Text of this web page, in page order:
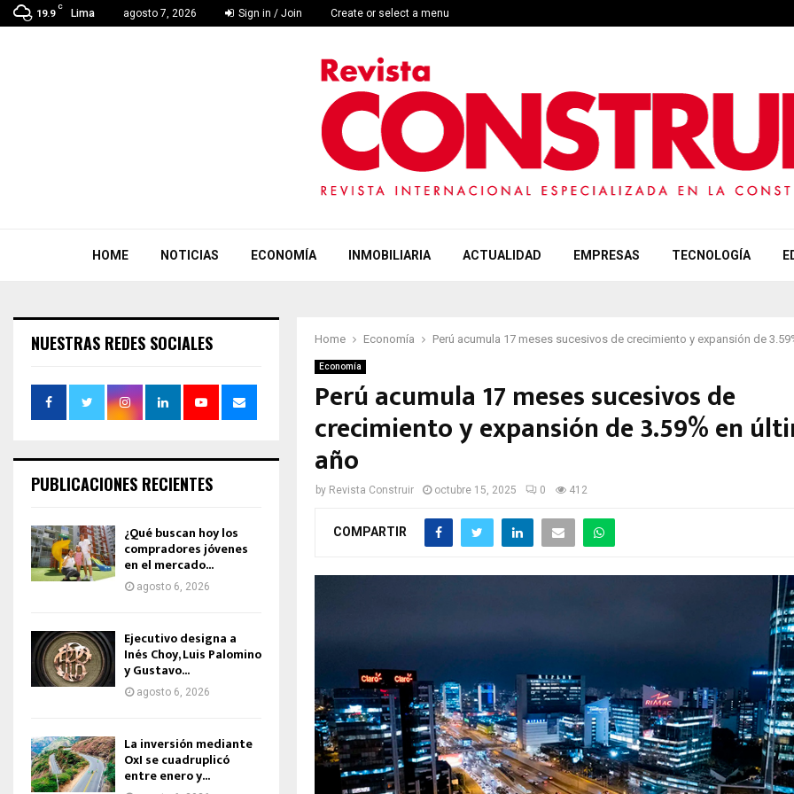
19.9
C
Lima agosto 7, 2026 Sign in / Join Create or select a menu
HOME NOTICIAS ECONOMÍA INMOBILIARIA ACTUALIDAD EMPRESAS TECNOLOGÍA
Home Economía Perú acumula 17 meses sucesivos de crecimiento y expansión de
Economía
Perú acumula 17 meses sucesivos de
crecimiento y expansión de 3.59% en
año
by Revista Construir octubre 15, 2025 0 412
COMPARTIR
NUESTRAS REDES SOCIALES
PUBLICACIONES RECIENTES
¿Qué buscan hoy los
compradores jóvenes
en el mercado...
agosto 6, 2026
Ejecutivo designa a
Inés Choy, Luis Palomino
y Gustavo...
agosto 6, 2026
La inversión mediante
OxI se cuadruplicó
entre enero y...